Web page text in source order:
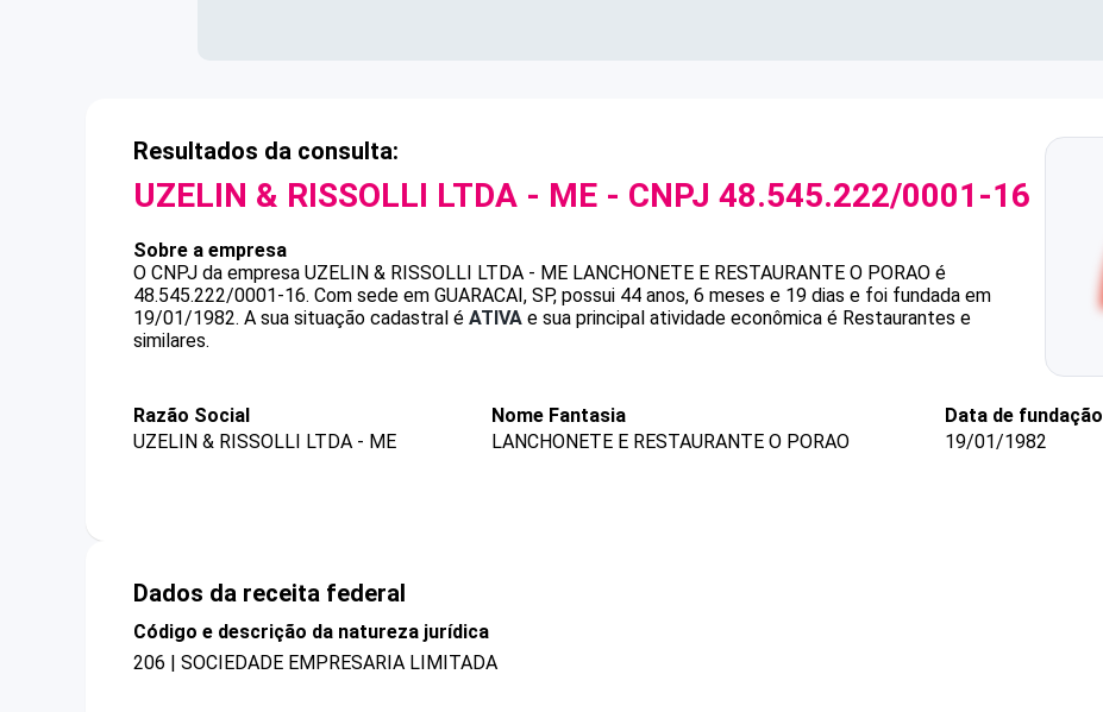
Resultados da consulta:
UZELIN & RISSOLLI LTDA - ME - CNPJ 48.545.222/0001-16
Sobre a empresa
O CNPJ da empresa UZELIN & RISSOLLI LTDA - ME LANCHONETE E RESTAURANTE O PORAO é
48.545.222/0001-16. Com sede em GUARACAI, SP, possui 44 anos, 6 meses e 19 dias e foi fundada em
19/01/1982. A sua situação cadastral é ATIVA e sua principal atividade econômica é Restaurantes e
similares.
Razão Social
UZELIN & RISSOLLI LTDA - ME
Nome Fantasia
LANCHONETE E RESTAURANTE O PORAO
Data de fundação
19/01/1982
Dados da receita federal
Código e descrição da natureza jurídica
206 | SOCIEDADE EMPRESARIA LIMITADA